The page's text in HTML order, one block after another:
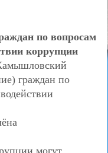
по вопросам
коррупции
граждан по
могут